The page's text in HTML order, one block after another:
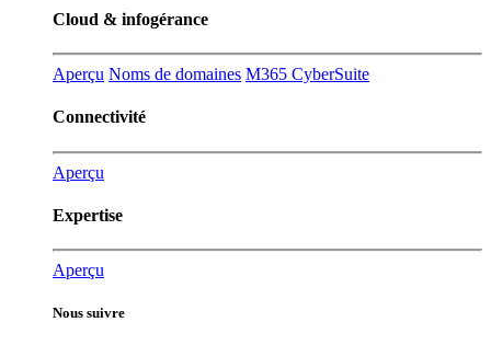
Cloud & infogérance
Aperçu Noms de domaines M365 CyberSuite
Connectivité
Aperçu
Expertise
Aperçu
Nous suivre